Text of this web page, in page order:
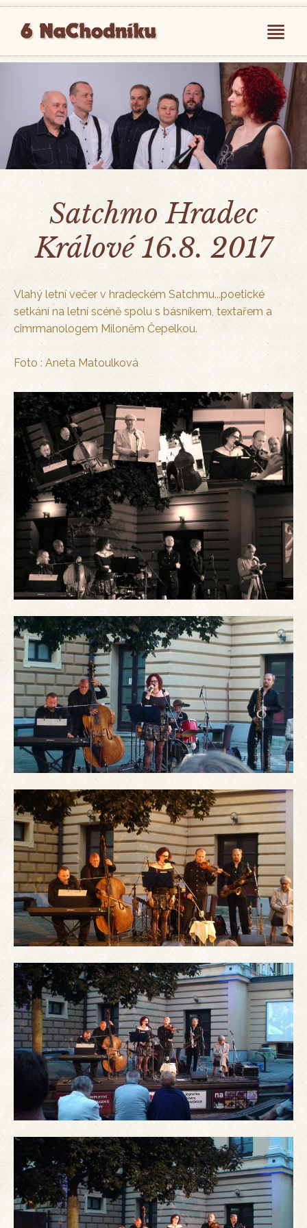
Satchmo Hradec
Králové 16.8. 2017
Vlahý letní večer v hradeckém Satchmu...poetické
setkání na letní scéně spolu s básníkem, textařem a
cimrmanologem Miloněm Čepelkou.
Foto : Aneta Matoulková